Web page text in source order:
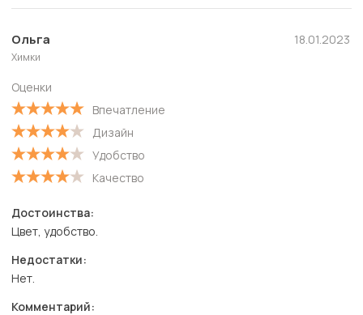
Полезные
Новые
Старые
С высокой оценкой
С низкой оценкой
Ольга
Химки
Оценки
Впечатление
Дизайн
Удобство
Качество
18.01.2023
Достоинства:
Цвет, удобство.
Недостатки:
Нет.
Комментарий: